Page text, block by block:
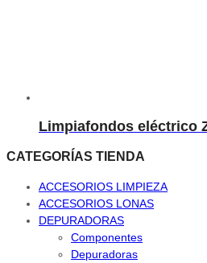
Limpiafondos eléctrico
CATEGORÍAS TIENDA
ACCESORIOS LIMPIEZA
ACCESORIOS LONAS
DEPURADORAS
Componentes
Depuradoras